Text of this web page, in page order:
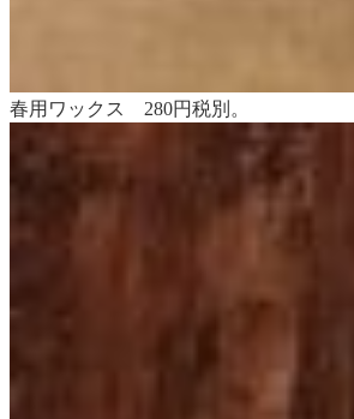
春用ワックス 280円税別。